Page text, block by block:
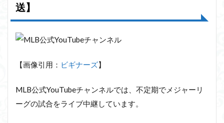
送】
【画像引用： ビギナーズ】
MLB公式YouTubeチャンネルでは、不定期でメジャーリ
ーグの試合をライブ中継しています。